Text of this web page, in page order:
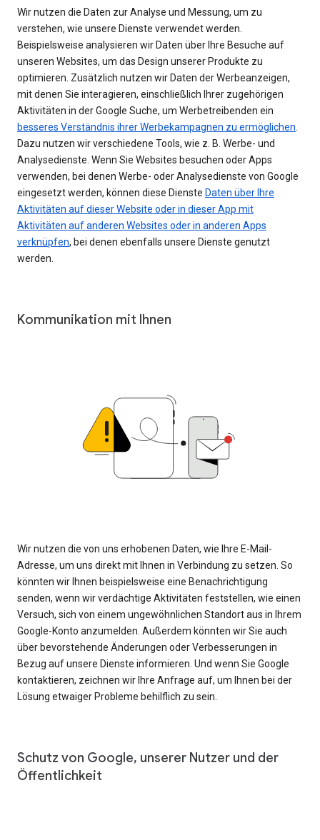
Wir nutzen die Daten zur Analyse und Messung, um zu
verstehen, wie unsere Dienste verwendet werden.
Beispielsweise analysieren wir Daten über Ihre Besuche auf
unseren Websites, um das Design unserer Produkte zu
optimieren. Zusätzlich nutzen wir Daten der Werbeanzeigen,
mit denen Sie interagieren, einschließlich Ihrer zugehörigen
Aktivitäten in der Google Suche, um Werbetreibenden ein
besseres Verständnis ihrer Werbekampagnen zu ermöglichen.
Dazu nutzen wir verschiedene Tools, wie z. B. Werbe- und
Analysedienste. Wenn Sie Websites besuchen oder Apps
verwenden, bei denen Werbe- oder Analysedienste von Google
eingesetzt werden, können diese Dienste Daten über Ihre
Aktivitäten auf dieser Website oder in dieser App mit
Aktivitäten auf anderen Websites oder in anderen Apps
verknüpfen, bei denen ebenfalls unsere Dienste genutzt
werden.
Kommunikation mit Ihnen
Wir nutzen die von uns erhobenen Daten, wie Ihre E-Mail-
Adresse, um uns direkt mit Ihnen in Verbindung zu setzen. So
könnten wir Ihnen beispielsweise eine Benachrichtigung
senden, wenn wir verdächtige Aktivitäten feststellen, wie einen
Versuch, sich von einem ungewöhnlichen Standort aus in Ihrem
Google-Konto anzumelden. Außerdem könnten wir Sie auch
über bevorstehende Änderungen oder Verbesserungen in
Bezug auf unsere Dienste informieren. Und wenn Sie Google
kontaktieren, zeichnen wir Ihre Anfrage auf, um Ihnen bei der
Lösung etwaiger Probleme behilflich zu sein.
Schutz von Google, unserer Nutzer und der
Öffentlichkeit